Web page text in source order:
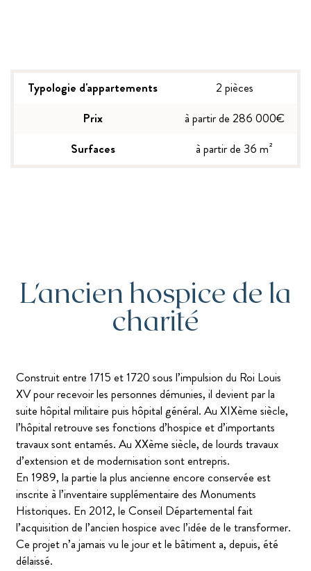
Typologie d'appartements
2 pièces
Prix
à partir de 286 000€
Surfaces
à partir de 36 m²
L'ancien hospice de la
charité
Construit entre 1715 et 1720 sous l’impulsion du Roi Louis
XV pour recevoir les personnes démunies, il devient par la
suite hôpital militaire puis hôpital général. Au XIXème siècle,
l’hôpital retrouve ses fonctions d’hospice et d’importants
travaux sont entamés. Au XXème siècle, de lourds travaux
d’extension et de modernisation sont entrepris.
En 1989, la partie la plus ancienne encore conservée est
inscrite à l’inventaire supplémentaire des Monuments
Historiques. En 2012, le Conseil Départemental fait
l’acquisition de l’ancien hospice avec l’idée de le transformer.
Ce projet n’a jamais vu le jour et le bâtiment a, depuis, été
délaissé.